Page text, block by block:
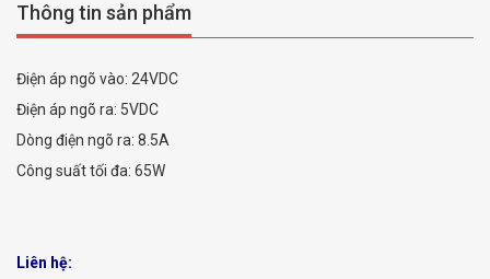
Thông tin sản phẩm
Điện áp ngõ vào: 24VDC
Điện áp ngõ ra: 5VDC
Dòng điện ngõ ra: 8.5A
Công suất tối đa: 65W
Liên hệ: